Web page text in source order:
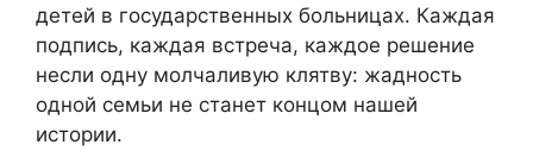
детей в государственных больницах. Каждая
подпись, каждая встреча, каждое решение
несли одну молчаливую клятву: жадность
одной семьи не станет концом нашей
истории.